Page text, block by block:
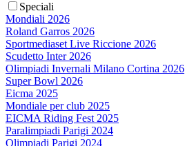
Speciali
Mondiali 2026
Roland Garros 2026
Sportmediaset Live Riccione 2026
Scudetto Inter 2026
Olimpiadi Invernali Milano Cortina 2026
Super Bowl 2026
Eicma 2025
Mondiale per club 2025
EICMA Riding Fest 2025
Paralimpiadi Parigi 2024
Olimpiadi Parigi 2024